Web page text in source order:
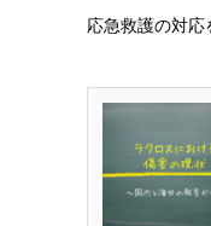
応急救護の対